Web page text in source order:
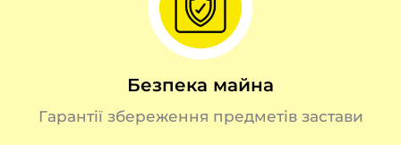
Безпека майна
Гарантії збереження предметів застави